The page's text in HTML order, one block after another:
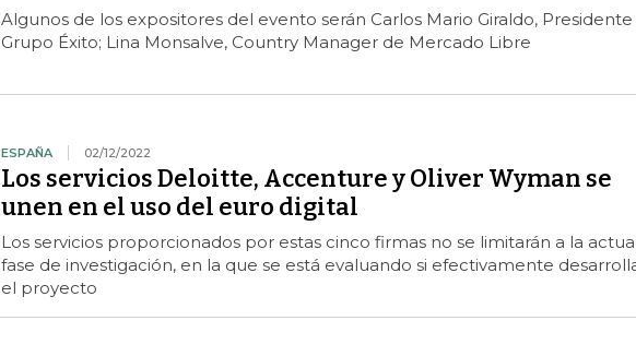
Algunos de los expositores del evento serán Carlos Mario Giraldo,
Grupo Éxito; Lina Monsalve, Country Manager de Mercado Libre
ESPAÑA 02/12/2022
Los servicios Deloitte, Accenture y Oliver Wyman se
unen en el uso del euro digital
Los servicios proporcionados por estas cinco firmas no se limitarán a la
fase de investigación, en la que se está evaluando si efectivamente
el proyecto